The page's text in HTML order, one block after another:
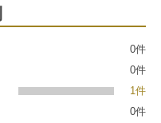
0件
0件
1件
0件